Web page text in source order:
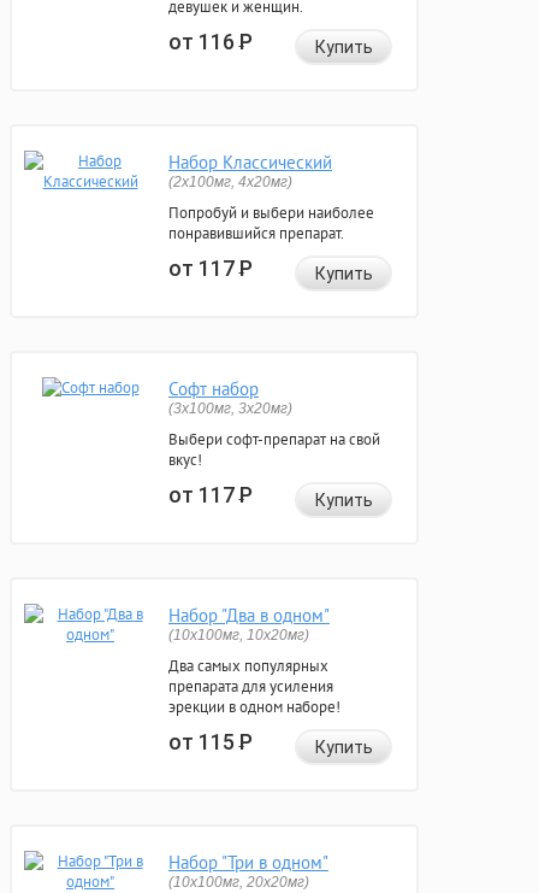
девушек и женщин.
от 116Р Купить
Набор Классический
(2x100мг, 4x20мг)
Попробуй и выбери наиболее
понравившийся препарат.
от 117Р Купить
Софт набор
(3x100мг, 3x20мг)
Выбери софт-препарат на свой
вкус!
от 117Р Купить
Набор "Два в одном"
(10x100мг, 10x20мг)
Два самых популярных
препарата для усиления
эрекции в одном наборе!
от 115Р Купить
Набор "Три в одном"
(10x100мг, 20x20мг)